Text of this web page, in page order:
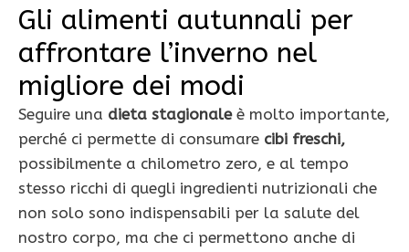
Gli alimenti autunnali per
affrontare l’inverno nel
migliore dei modi
Seguire una dieta stagionaleè molto importante,
perché ci permette di consumare cibi freschi,
possibilmente a chilometro zero, e al tempo
stesso ricchi di quegli ingredienti nutrizionali che
non solo sono indispensabili per la salute del
nostro corpo, ma che ci permettono anche di